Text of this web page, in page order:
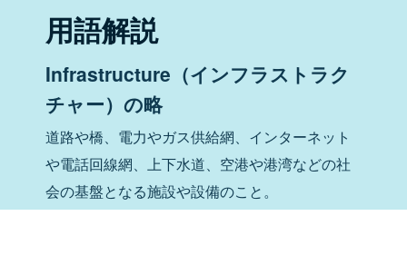
用語解説
Infrastructure（インフラストラク
チャー）の略
道路や橋、電力やガス供給網、インターネット
や電話回線網、上下水道、空港や港湾などの社
会の基盤となる施設や設備のこと。